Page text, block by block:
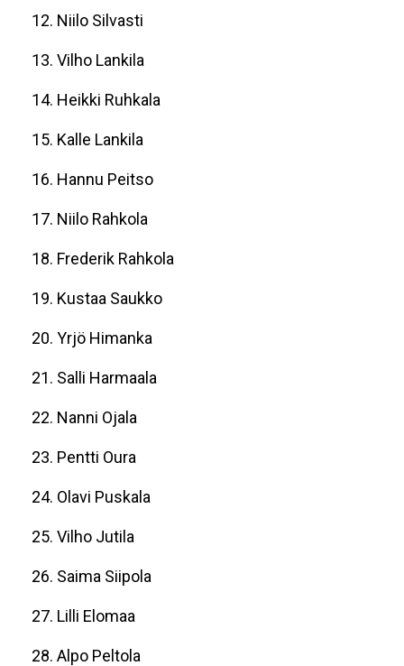
12. Niilo Silvasti
13. Vilho Lankila
14. Heikki Ruhkala
15. Kalle Lankila
16. Hannu Peitso
17. Niilo Rahkola
18. Frederik Rahkola
19. Kustaa Saukko
20. Yrjö Himanka
21. Salli Harmaala
22. Nanni Ojala
23. Pentti Oura
24. Olavi Puskala
25. Vilho Jutila
26. Saima Siipola
27. Lilli Elomaa
28. Alpo Peltola